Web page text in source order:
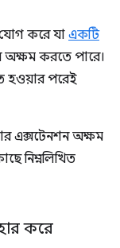
করে যা একটি
অক্ষম করতে পারে।
হওয়ার পরেই
এক্সটেনশন অক্ষম
নিম্নলিখিত
করে